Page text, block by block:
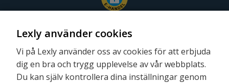
Följ oss
Lexly använder cookies
Vi på Lexly använder oss av cookies för att erbjuda
dig en bra och trygg upplevelse av vår webbplats.
Du kan själv kontrollera dina inställningar genom